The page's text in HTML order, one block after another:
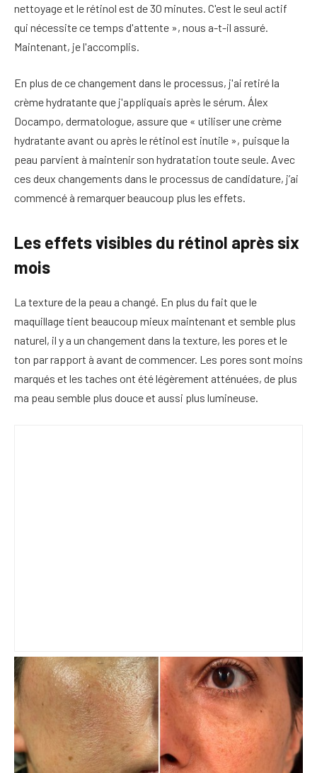
nettoyage et le rétinol est de 30 minutes. C'est le seul actif
qui nécessite ce temps d'attente », nous a-t-il assuré.
Maintenant, je l'accomplis.
En plus de ce changement dans le processus, j'ai retiré la
crème hydratante que j'appliquais après le sérum. Álex
Docampo, dermatologue, assure que « utiliser une crème
hydratante avant ou après le rétinol est inutile », puisque la
peau parvient à maintenir son hydratation toute seule. Avec
ces deux changements dans le processus de candidature, j’ai
commencé à remarquer beaucoup plus les effets.
Les effets visibles du rétinol après six
mois
La texture de la peau a changé. En plus du fait que le
maquillage tient beaucoup mieux maintenant et semble plus
naturel, il y a un changement dans la texture, les pores et le
ton par rapport à avant de commencer. Les pores sont moins
marqués et les taches ont été légèrement atténuées, de plus
ma peau semble plus douce et aussi plus lumineuse.